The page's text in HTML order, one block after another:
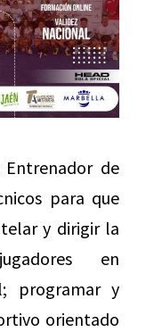
de
para que
y dirigir la
en
programar y
orientado